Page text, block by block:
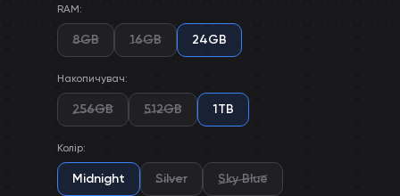
RAM:
8GB 16GB 24GB
Накопичувач:
256GB 512GB 1TB
Колір:
Midnight Silver Sky Blue